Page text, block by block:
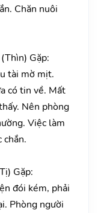
Chăn nuôi
Gặp:
tài mờ mịt.
có tin về. Mất
Nên phòng
Việc làm
chắn.
Gặp:
đói kém, phải
Phòng người